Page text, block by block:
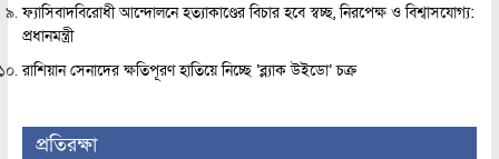
ফ্যাসিবাদবিরোধী আন্দোলনে হত্যাকাণ্ডের বিচার হবে স্বচ্ছ, নিরপেক্ষ ও বিশ্বাসযোগ্য:
প্রধানমন্ত্রী
রাশিয়ান সেনাদের ক্ষতিপূরণ হাতিয়ে নিচ্ছে ‘ব্ল্যাক উইডো’ চক্র
প্রতিরক্ষা